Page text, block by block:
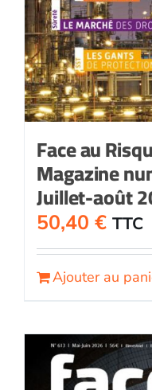
Face au
Magazine
Juillet-août
50,40 € TTC
Ajouter au